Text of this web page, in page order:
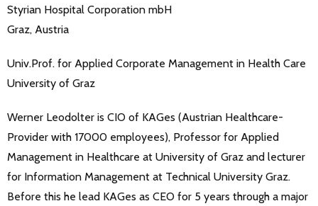
Styrian Hospital Corporation mbH
Graz, Austria
Univ.Prof. for Applied Corporate Management in Health Care
University of Graz
Werner Leodolter is CIO of KAGes (Austrian Healthcare-
Provider with 17000 employees), Professor for Applied
Management in Healthcare at University of Graz and lecturer
for Information Management at Technical University Graz.
Before this he lead KAGes as CEO for 5 years through a major